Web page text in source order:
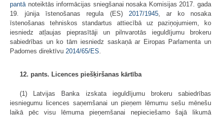
pantānoteiktās informācijas sniegšanai nosaka Komisijas 2017. gada
19. jūnija īstenošanas regula (ES) 2017/1945, ar ko nosaka
īstenošanas tehniskos standartus attiecībā uz paziņojumiem, ko
iesniedz atļaujas pieprasītāji un pilnvarotās ieguldījumu brokeru
sabiedrības un ko tām iesniedz saskaņā ar Eiropas Parlamenta un
Padomes direktīvu 2014/65/ES.
12. pants. Licences piešķiršanas kārtība
(1) Latvijas Banka izskata ieguldījumu brokeru sabiedrības
iesniegumu licences saņemšanai un pieņem lēmumu sešu mēnešu
laikā pēc visu lēmuma pieņemšanai nepieciešamo šajā likumā